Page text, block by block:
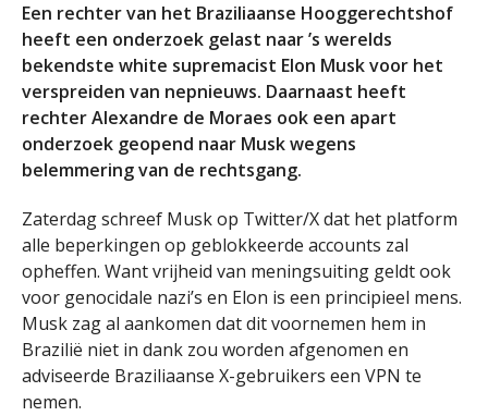
Een rechter van het Braziliaanse Hooggerechtshof
heeft een onderzoek gelast naar ’s werelds
bekendste white supremacist Elon Musk voor het
verspreiden van nepnieuws. Daarnaast heeft
rechter Alexandre de Moraes ook een apart
onderzoek geopend naar Musk wegens
belemmering van de rechtsgang.
Zaterdag schreef Musk op Twitter/X dat het platform
alle beperkingen op geblokkeerde accounts zal
opheffen. Want vrijheid van meningsuiting geldt ook
voor genocidale nazi’s en Elon is een principieel mens.
Musk zag al aankomen dat dit voornemen hem in
Brazilië niet in dank zou worden afgenomen en
adviseerde Braziliaanse X-gebruikers een VPN te
nemen.